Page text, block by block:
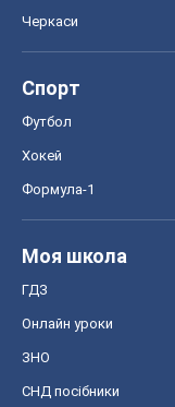
Черкаси
Спорт
Футбол
Хокей
Формула-1
Моя школа
ГДЗ
Онлайн уроки
ЗНО
СНД посібники